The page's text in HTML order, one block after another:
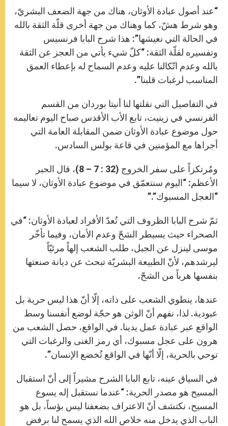
p
p e
r
o
k
“عند أصول عبادة الأوثان، هناك من جهة الضعف البشريّ،
وهو شرط هشّ، كما وهناك من جهة أخرى قلّة الثقة بالله
في الحالة التي نعيشها”: هذا شرح البابا فرنسيس
وتفسيره لقلّة الثقة: “كلّ شيء يأتي من العجز عن الثقة
بالله وعدم اتّكالنا عليه وعدم السماح له بإعطاء العمق
المناسب لرغبات قلبنا”.
في التفاصيل التي نقلتها لنا أنيتا بوردان من القسم
الفرنسي في زينيت، تابع الأب الأقدس صباح اليوم تعاليمه
حول موضوع عبادة الأوثان ضمن المقابلة العامة التي
أجراها مع المؤمنين في قاعة بولس السادس.
ومُرتكزاً على سفر الخروج (32 : 7 – 8)، قال الحبر
الأعظم: “اليوم سنتعمّق في موضوع عبادة الأوثان، لا سيما
“العجل المسبوك”.”
ثمّ شرح البابا الظروف التي تُعدّ الأفراد لعبادة الأوثان: “في
الصحراء حيث يسيطر الشحّ وعدم الأمان، وفيما تأخّر
موسى لينزل عن الجبل، طلب الشعب إلهاً مرئيّاً
ليرشدهم، لأنّ الطبيعة البشريّة تبحث عن ديانة صنعتها
بنفسها هرباً من الشحّ.
عندها، ينطوي الشعب على ذاته، إلّا أنّ هذا ليس حرية بل
عبودية. لذا، نفهم أنّ الوثن هو حجّة لوضع أنفسنا وسط
الواقع عبر عبادة عمل يدينا. في الواقع، حصل الشعب من
هرون على عجل مسبوك، أي رمز الغنى والرغبات التي
توحي بالحرية، إلّا أنّها في الواقع تُخضع الإنسان”.
في السياق عينه، تابع البابا الشرح مشيراً إلى أنّ استقبال
المسيح هو مصدر الحرية: “عندما نستقبل إله يسوع
المسيح، نكتشف أنّ الاعتراف بضعفنا ليس بؤساً، بل هو
الباب الذي يدخل منه خلاص الله الذي يسمح لنا برفض